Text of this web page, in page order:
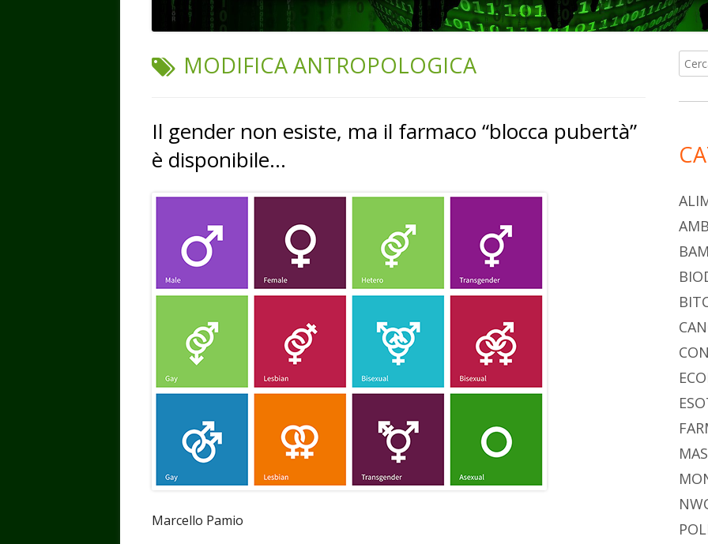
TAG:
MODIFICA ANTROPOLOGICA
Il gender non esiste, ma il farmaco “blocca pubertà”
è disponibile…
Marcello Pamio
per: